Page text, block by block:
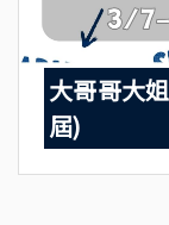
大哥哥大
屆)